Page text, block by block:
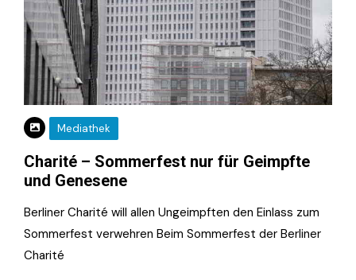
Mediathek
Charité – Sommerfest nur für Geimpfte
und Genesene
Berliner Charité will allen Ungeimpften den Einlass zum
Sommerfest verwehren Beim Sommerfest der Berliner
Charité